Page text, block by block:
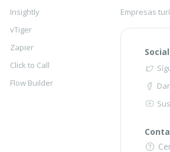
Insightly
vTiger
Zapier
Click to Call
Flow Builder
Empresas
Social